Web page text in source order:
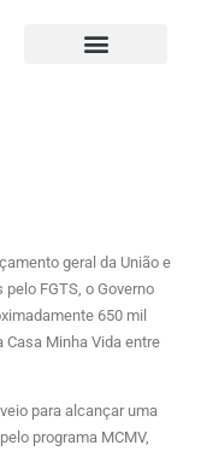
geral da União e
FGTS, o Governo
650 mil
Casa Minha Vida entre
para alcançar uma
programa MCMV,